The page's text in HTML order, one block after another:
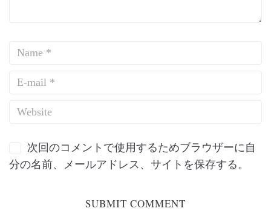
次回のコメントで使用するためブラウザーに自
分の名前、メールアドレス、サイトを保存する。